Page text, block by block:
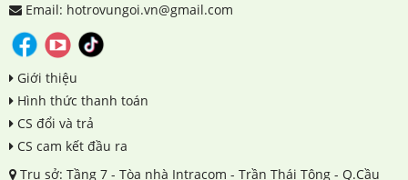
Email: hotrovungoi.vn@gmail.com
Giới thiệu
Hình thức thanh toán
CS đổi và trả
CS cam kết đầu ra
Trụ sở: Tầng 7 - Tòa nhà Intracom - Trần Thái Tông - Q.Cầu